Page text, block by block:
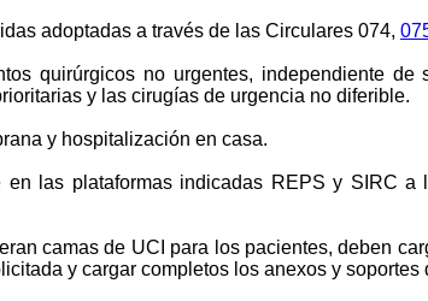
adoptadas a través de las Circulares 074,
quirúrgicos no urgentes, independiente
y las cirugías de urgencia no diferible.
y hospitalización en casa.
las plataformas indicadas REPS y SIRC
camas de UCI para los pacientes, deben
y cargar completos los anexos y